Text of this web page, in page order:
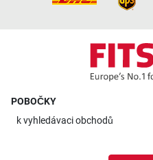
POBOČKY
kvyhledávaci obchodů